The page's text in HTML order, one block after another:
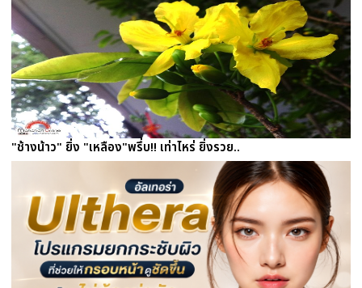
"ช้างน้าว" ยิ่ง "เหลือง"พรึ่บ!! เท่าไหร่ ยิ่งรวย..